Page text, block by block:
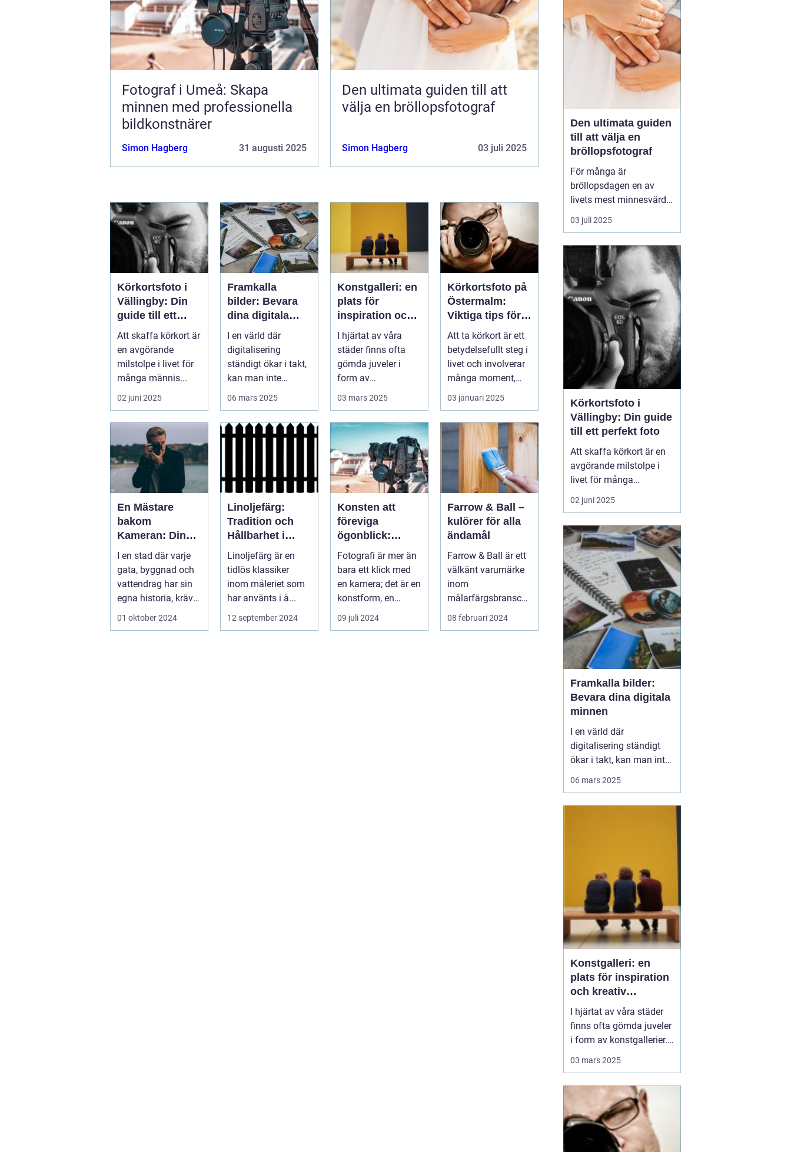
Fotograf i Umeå: Skapa
minnen med professionella
bildkonstnärer
Simon Hagberg 31 augusti 2025
Den ultimata guiden till att
välja en bröllopsfotograf
Simon Hagberg 03 juli 2025
Körkortsfoto i
Vällingby: Din
guide till ett
perfekt foto
Att skaffa körkort är
en avgörande
milstolpe i livet för
många männis...
02 juni 2025
Framkalla
bilder: Bevara
dina digitala
minnen
I en värld där
digitalisering
ständigt ökar i takt,
kan man inte
06 mars 2025
Konstgalleri: en
plats för
inspiration och
kreativ
upplevelse
I hjärtat av våra
städer finns ofta
gömda juveler i
form av
03 mars 2025
Körkortsfoto på
Östermalm:
Viktiga tips för
en perfekt bild
Att ta körkort är ett
betydelsefullt steg i
livet och involverar
många moment,
inte ...
03 januari 2025
En Mästare
bakom
Kameran: Din
Fotograf i
Stockholm
I en stad där varje
gata, byggnad och
vattendrag har sin
egna historia, krävs
en riktig ko...
01 oktober 2024
Linoljefärg:
Tradition och
Hållbarhet i
Modern
Tappning
Linoljefärg är en
tidlös klassiker
inom måleriet som
har använts i å...
12 september 2024
Konsten att
föreviga
ögonblick:
Fotografens
värld
Fotografi är mer än
bara ett klick med
en kamera; det är en
konstform, en
berätt...
09 juli 2024
Farrow & Ball –
kulörer för alla
ändamål
Farrow & Ball är ett
välkänt varumärke
inom
målarfärgsbransche
n s...
08 februari 2024
Den ultimata guiden
till att välja en
bröllopsfotograf
För många är
bröllopsdagen en av
livets mest minnesvärda
dagar, en dag fylld av
kärlek, glädje och
dessa ögonblick genom
fotografier är därför av
stor betydelse. Men h...
03 juli 2025
Körkortsfoto i
Vällingby: Din guide
till ett perfekt foto
Att skaffa körkort är en
avgörande milstolpe i
livet för många
människor, och att ha ett
korrekt och
körkortsfoto är en viktig
del av denna process. I
Vällingby finns det flera
alternativ f...
02 juni 2025
Framkalla bilder:
Bevara dina digitala
minnen
I en värld där
digitalisering ständigt
ökar i takt, kan man inte
06 mars 2025
Konstgalleri: en
plats för inspiration
och kreativ
upplevelse
I hjärtat av våra städer
finns ofta gömda juveler
i form av konstgallerier.
utan kulturella nav där
kreativitet frodas och
tankeväckande
dialoger...
03 mars 2025